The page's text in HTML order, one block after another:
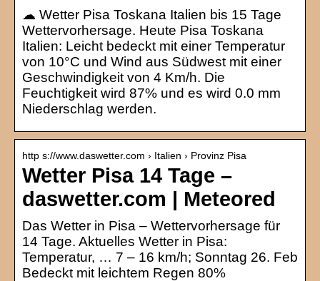
☁ Wetter Pisa Toskana Italien bis 15 Tage
Wettervorhersage. Heute Pisa Toskana
Italien: Leicht bedeckt mit einer Temperatur
von 10°C und Wind aus Südwest mit einer
Geschwindigkeit von 4 Km/h. Die
Feuchtigkeit wird 87% und es wird 0.0 mm
Niederschlag werden.
http s://www.daswetter.com › Italien › Provinz Pisa
Wetter Pisa 14 Tage –
daswetter.com | Meteored
Das Wetter in Pisa – Wettervorhersage für
14 Tage. Aktuelles Wetter in Pisa:
Temperatur, … 7 – 16 km/h; Sonntag 26. Feb
Bedeckt mit leichtem Regen 80%